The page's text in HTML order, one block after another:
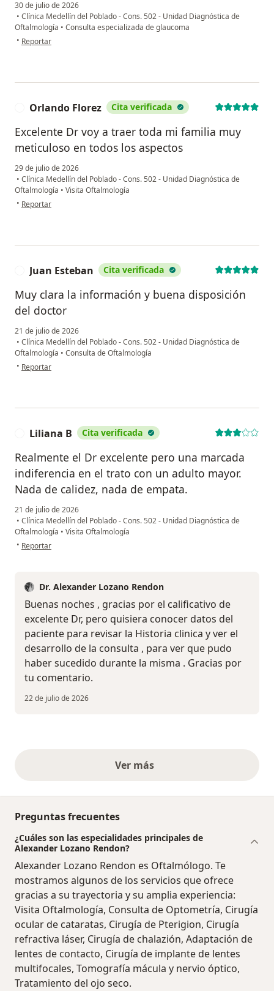
30 de julio de 2026
• Clínica Medellín del Poblado - Cons. 502 - Unidad Diagnóstica de
Oftalmología • Consulta especializada de glaucoma
• en opinión del usuario Amparo del socorro
Reportar
Orlando Florez Cita verificada
Excelente Dr voy a traer toda mi familia muy
meticuloso en todos los aspectos
29 de julio de 2026
• Clínica Medellín del Poblado - Cons. 502 - Unidad Diagnóstica de
Oftalmología • Visita Oftalmología
• en opinión del usuario Orlando Florez
Reportar
Juan Esteban Cita verificada
Muy clara la información y buena disposición
del doctor
21 de julio de 2026
• Clínica Medellín del Poblado - Cons. 502 - Unidad Diagnóstica de
Oftalmología • Consulta de Oftalmología
• en opinión del usuario Juan Esteban
Reportar
Liliana B Cita verificada
Realmente el Dr excelente pero una marcada
indiferencia en el trato con un adulto mayor.
Nada de calidez, nada de empata.
21 de julio de 2026
• Clínica Medellín del Poblado - Cons. 502 - Unidad Diagnóstica de
Oftalmología • Visita Oftalmología
• en opinión del usuario Liliana B
Reportar
Dr. Alexander Lozano Rendon
Buenas noches , gracias por el calificativo de
excelente Dr, pero quisiera conocer datos del
paciente para revisar la Historia clinica y ver el
desarrollo de la consulta , para ver que pudo
haber sucedido durante la misma . Gracias por
tu comentario.
22 de julio de 2026
Ver másopiniones anteriores
Preguntas frecuentes
¿Cuáles son las especialidades principales de
Alexander Lozano Rendon?
Alexander Lozano Rendon es Oftalmólogo. Te
mostramos algunos de los servicios que ofrece
gracias a su trayectoria y su amplia experiencia:
Visita Oftalmología, Consulta de Optometría, Cirugía
ocular de cataratas, Cirugía de Pterigion, Cirugía
refractiva láser, Cirugía de chalazión, Adaptación de
lentes de contacto, Cirugía de implante de lentes
multifocales, Tomografía mácula y nervio óptico,
Tratamiento del ojo seco.